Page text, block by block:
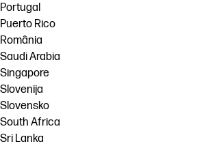
Portugal
Puerto Rico
România
Saudi Arabia
Singapore
Slovenija
Slovensko
South Africa
Sri Lanka